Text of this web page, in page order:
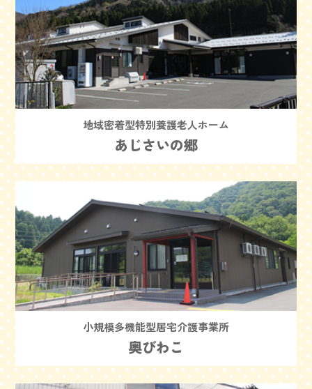
地域密着型特別養護老人ホーム
あじさいの郷
小規模多機能型居宅介護事業所
奥びわこ